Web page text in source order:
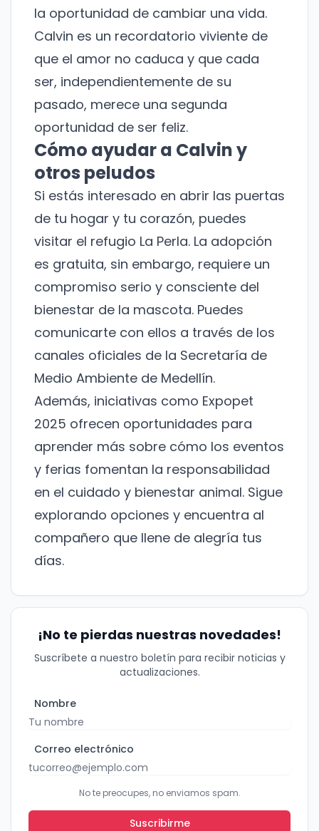
la oportunidad de cambiar una vida.
Calvin es un recordatorio viviente de
que el amor no caduca y que cada
ser, independientemente de su
pasado, merece una segunda
oportunidad de ser feliz.
Cómo ayudar a Calvin y
otros peludos
Si estás interesado en abrir las puertas
de tu hogar y tu corazón, puedes
visitar el refugio La Perla. La adopción
es gratuita, sin embargo, requiere un
compromiso serio y consciente del
bienestar de la mascota. Puedes
comunicarte con ellos a través de los
canales oficiales de la Secretaría de
Medio Ambiente de Medellín.
Además, iniciativas como Expopet
2025 ofrecen oportunidades para
aprender más sobre cómo los eventos
y ferias fomentan la responsabilidad
en el cuidado y bienestar animal. Sigue
explorando opciones y encuentra al
compañero que llene de alegría tus
días.
¡No te pierdas nuestras novedades!
Suscríbete a nuestro boletín para recibir noticias y
actualizaciones.
Nombre
Correo electrónico
No te preocupes, no enviamos spam.
Suscribirme
¡No te pierdas nuestras
novedades!
noticias y actualizaciones.